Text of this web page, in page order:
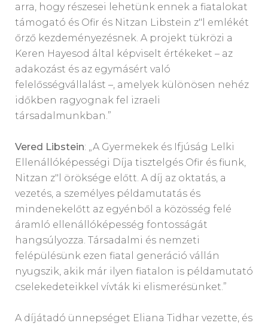
arra, hogy részesei lehetünk ennek a fiatalokat
támogató és Ofir és Nitzan Libstein z"l emlékét
őrző kezdeményezésnek. A projekt tükrözi a
Keren Hayesod által képviselt értékeket – az
adakozást és az egymásért való
felelősségvállalást –, amelyek különösen nehéz
időkben ragyognak fel izraeli
társadalmunkban.”
Vered Libstein: „A Gyermekek és Ifjúság Lelki
Ellenállóképességi Díja tisztelgés Ofir és fiunk,
Nitzan z"l öröksége előtt. A díj az oktatás, a
vezetés, a személyes példamutatás és
mindenekelőtt az egyénből a közösség felé
áramló ellenállóképesség fontosságát
hangsúlyozza. Társadalmi és nemzeti
felépülésünk ezen fiatal generáció vállán
nyugszik, akik már ilyen fiatalon is példamutató
cselekedeteikkel vívták ki elismerésünket.”
A díjátadó ünnepséget Eliana Tidhar vezette, és